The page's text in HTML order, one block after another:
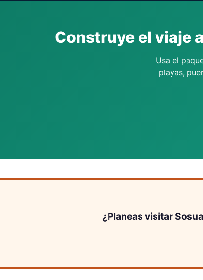
Construye el viaje
Usa el
playas,
¿Planeas visitar